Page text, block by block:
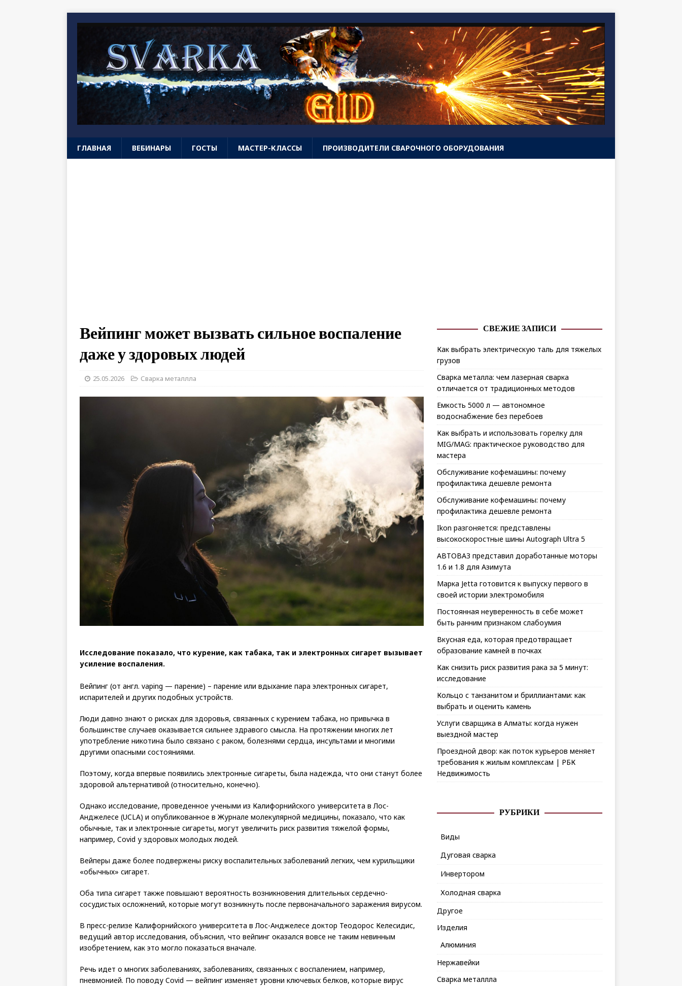
ГЛАВНАЯ ВЕБИНАРЫ ГОСТЫ МАСТЕР-КЛАССЫ ПРОИЗВОДИТЕЛИ СВАРОЧНОГО ОБОРУДОВАНИЯ
Вейпинг может вызвать сильное воспаление
даже у здоровых людей
25.05.2026 Сварка металлла
Исследование показало, что курение, как табака, так и электронных сигарет вызывает
усиление воспаления.
Вейпинг (от англ. vaping — парение) – парение или вдыхание пара электронных сигарет,
испарителей и других подобных устройств.
Люди давно знают о рисках для здоровья, связанных с курением табака, но привычка в
большинстве случаев оказывается сильнее здравого смысла. На протяжении многих лет
употребление никотина было связано с раком, болезнями сердца, инсультами и многими
другими опасными состояниями.
Поэтому, когда впервые появились электронные сигареты, была надежда, что они станут более
здоровой альтернативой (относительно, конечно).
Однако исследование, проведенное учеными из Калифорнийского университета в Лос-
Анджелесе (UCLA) и опубликованное в Журнале молекулярной медицины, показало, что как
обычные, так и электронные сигареты, могут увеличить риск развития тяжелой формы,
например, Covid у здоровых молодых людей.
Вейперы даже более подвержены риску воспалительных заболеваний легких, чем курильщики
«обычных» сигарет.
Оба типа сигарет также повышают вероятность возникновения длительных сердечно-
сосудистых осложнений, которые могут возникнуть после первоначального заражения вирусом.
В пресс-релизе Калифорнийского университета в Лос-Анджелесе доктор Теодорос Келесидис,
ведущий автор исследования, объяснил, что вейпинг оказался вовсе не таким невинным
изобретением, как это могло показаться вначале.
Речь идет о многих заболеваниях, заболеваниях, связанных с воспалением, например,
пневмонией. По поводу Covid — вейпинг изменяет уровни ключевых белков, которые вирус
СВЕЖИЕ ЗАПИСИ
Как выбрать электрическую таль для тяжелых
грузов
Сварка металла: чем лазерная сварка
отличается от традиционных методов
Емкость 5000 л — автономное
водоснабжение без перебоев
Как выбрать и использовать горелку для
MIG/MAG: практическое руководство для
мастера
Обслуживание кофемашины: почему
профилактика дешевле ремонта
Обслуживание кофемашины: почему
профилактика дешевле ремонта
Ikon разгоняется: представлены
высокоскоростные шины Autograph Ultra 5
АВТОВАЗ представил доработанные моторы
1.6 и 1.8 для Азимута
Марка Jetta готовится к выпуску первого в
своей истории электромобиля
Постоянная неуверенность в себе может
быть ранним признаком слабоумия
Вкусная еда, которая предотвращает
образование камней в почках
Как снизить риск развития рака за 5 минут:
исследование
Кольцо с танзанитом и бриллиантами: как
выбрать и оценить камень
Услуги сварщика в Алматы: когда нужен
выездной мастер
Проездной двор: как поток курьеров меняет
требования к жилым комплексам | РБК
Недвижимость
РУБРИКИ
Виды
Дуговая сварка
Инвертором
Холодная сварка
Другое
Изделия
Алюминия
Нержавейки
Сварка металлла